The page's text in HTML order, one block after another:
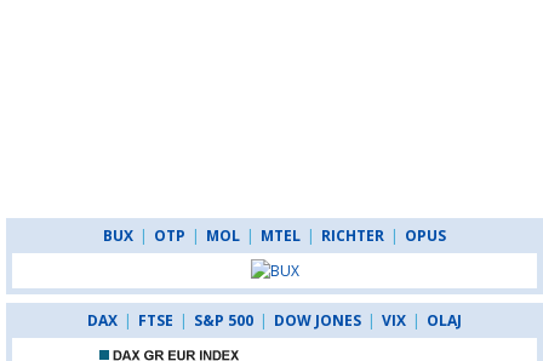
BUX | OTP | MOL | MTEL | RICHTER | OPUS
DAX | FTSE | S&P 500 | DOW JONES | VIX | OLAJ